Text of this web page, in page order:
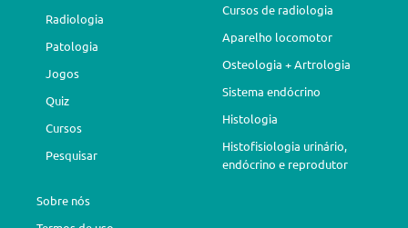
Radiologia
Patologia
Jogos
Quiz
Cursos
Pesquisar
Cursos de radiologia
Aparelho locomotor
Osteologia + Artrologia
Sistema endócrino
Histologia
Histofisiologia urinário,
endócrino e reprodutor
Sobre nós